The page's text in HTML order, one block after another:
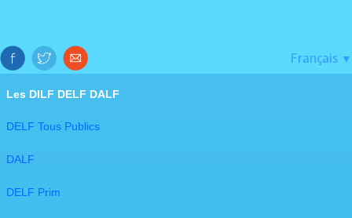
Français ▼
Les DILF DELF DALF​
DELF Tous Publics
DALF
DELF Prim